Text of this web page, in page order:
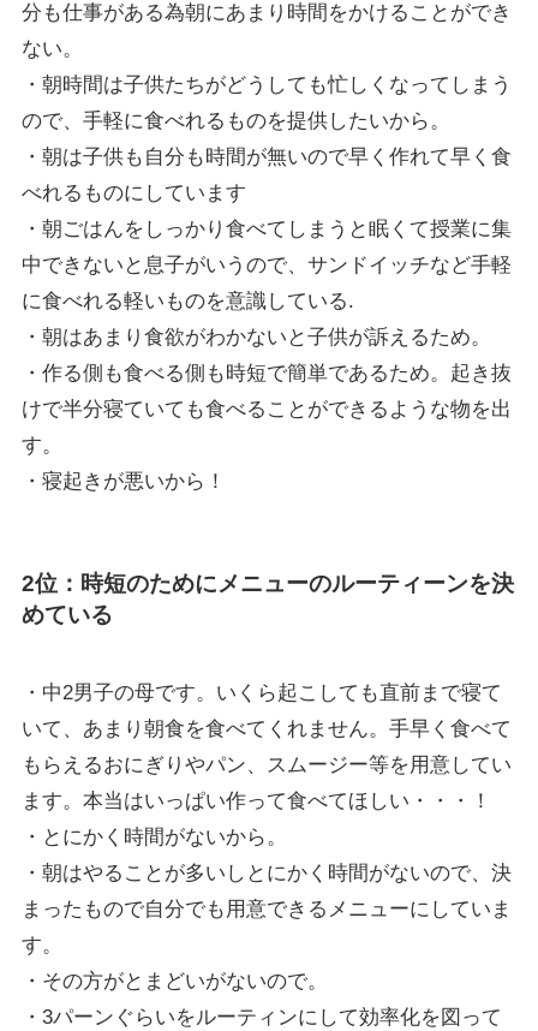
分も仕事がある為朝にあまり時間をかけることができ
ない。
・朝時間は子供たちがどうしても忙しくなってしまう
ので、手軽に食べれるものを提供したいから。
・朝は子供も自分も時間が無いので早く作れて早く食
べれるものにしています
・朝ごはんをしっかり食べてしまうと眠くて授業に集
中できないと息子がいうので、サンドイッチなど手軽
に食べれる軽いものを意識している.
・朝はあまり食欲がわかないと子供が訴えるため。
・作る側も食べる側も時短で簡単であるため。起き抜
けで半分寝ていても食べることができるような物を出
す。
・寝起きが悪いから！
2位：時短のためにメニューのルーティーンを決
めている
・中2男子の母です。いくら起こしても直前まで寝て
いて、あまり朝食を食べてくれません。手早く食べて
もらえるおにぎりやパン、スムージー等を用意してい
ます。本当はいっぱい作って食べてほしい・・・！
・とにかく時間がないから。
・朝はやることが多いしとにかく時間がないので、決
まったもので自分でも用意できるメニューにしていま
す。
・その方がとまどいがないので。
・3パーンぐらいをルーティンにして効率化を図って